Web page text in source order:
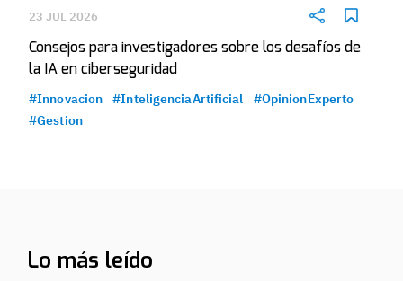
23 JUL 2026
Consejos para investigadores sobre los desafíos de
la IA en ciberseguridad
#Innovacion #InteligenciaArtificial
#OpinionExperto
#Gestion
Lo más leído